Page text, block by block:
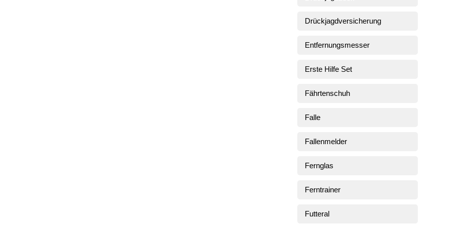
Drückjagdversicherung
Entfernungsmesser
Erste Hilfe Set
Fährtenschuh
Falle
Fallenmelder
Fernglas
Ferntrainer
Futteral